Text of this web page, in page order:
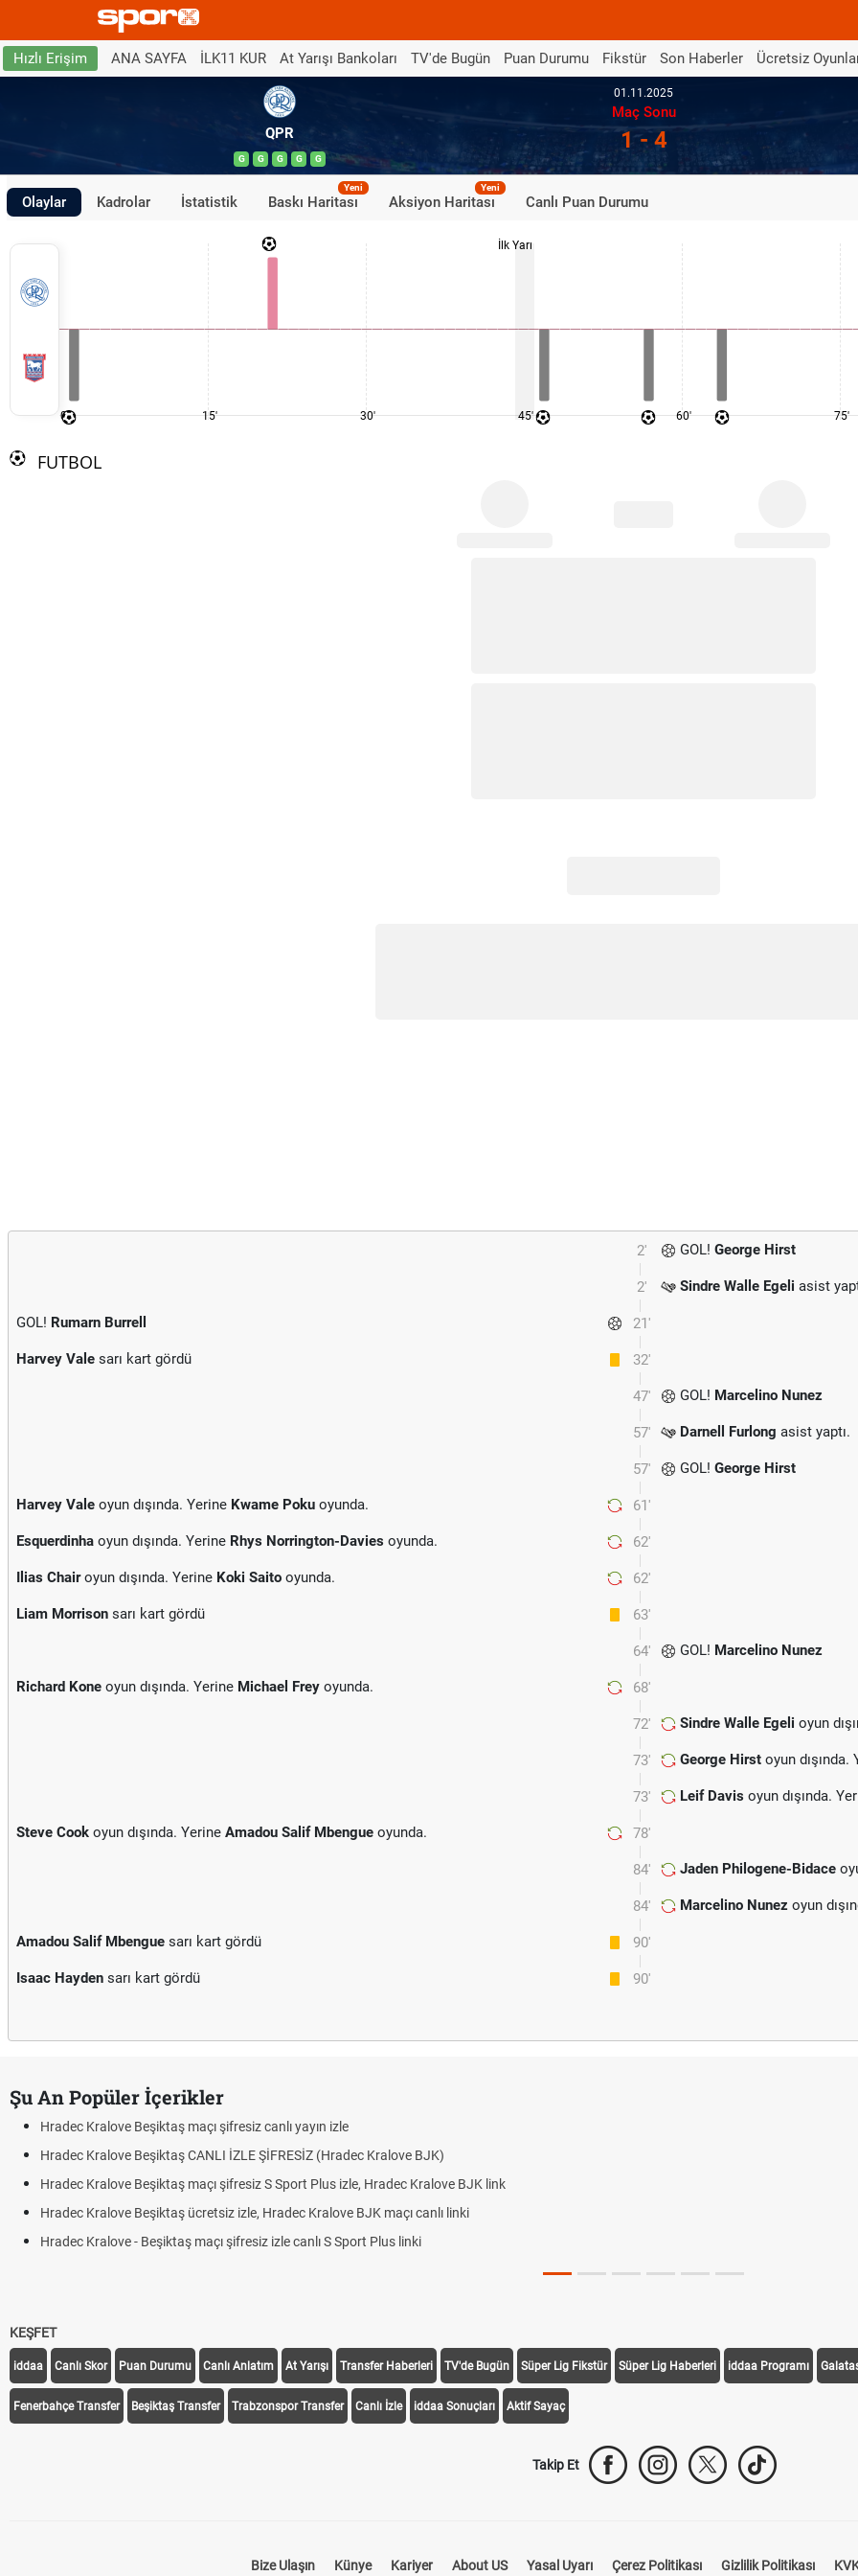
Hızlı Erişim ANA SAYFA İLK11 KUR At Yarışı Bankoları TV'de Bugün Puan Durumu Fikstür Son Haberler Ücretsiz
QPR
G G G G G
01.11.2025
Maç Sonu
1 - 4
Olaylar Kadrolar İstatistik Baskı Haritası
Yeni
Aksiyon Haritası
Yeni
Canlı Puan Durumu
0' 15' 30'
İlk Yarı
45' 60' 75'
FUTBOL
2' GOL! George Hirst
2' Sindre Walle Egeli asist
21'
GOL! Rumarn Burrell
32'
Harvey Vale sarı kart gördü
47' GOL! Marcelino Nunez
57' Darnell Furlong asist yaptı.
57' GOL! George Hirst
61'
Harvey Vale oyun dışında. Yerine Kwame Poku oyunda.
62'
Esquerdinha oyun dışında. Yerine Rhys Norrington-Davies oyunda.
62'
Ilias Chairoyun dışında. Yerine Koki Saito oyunda.
63'
Liam Morrison sarı kart gördü
64' GOL! Marcelino Nunez
68'
Richard Kone oyun dışında. Yerine Michael Frey oyunda.
72' Sindre Walle Egeli oyun
73' George Hirst oyun dışında.
73' Leif Davis oyun dışında.
78'
Steve Cook oyun dışında. Yerine Amadou Salif Mbengue oyunda.
84' Jaden Philogene-Bidace
84' Marcelino Nunez oyun
90'
Amadou Salif Mbengue sarı kart gördü
90'
Isaac Hayden sarı kart gördü
Şu An Popüler İçerikler
Hradec Kralove Beşiktaş maçı şifresiz canlı yayın izle
Hradec Kralove Beşiktaş CANLI İZLE ŞİFRESİZ (Hradec Kralove BJK)
Hradec Kralove Beşiktaş maçı şifresiz S Sport Plus izle, Hradec Kralove BJK link
Hradec Kralove Beşiktaş ücretsiz izle, Hradec Kralove BJK maçı canlı linki
Hradec Kralove - Beşiktaş maçı şifresiz izle canlı S Sport Plus linki
KEŞFET
iddaa Canlı Skor Puan Durumu Canlı Anlatım At Yarışı Transfer Haberleri TV'de Bugün Süper Lig Fikstür Süper Lig Haberleri iddaa Programı
Fenerbahçe Transfer Beşiktaş Transfer Trabzonspor Transfer Canlı İzle iddaa Sonuçları Aktif Sayaç
Takip Et
Bize Ulaşın Künye Kariyer About US Yasal Uyarı Çerez Politikası Gizlilik Politikası